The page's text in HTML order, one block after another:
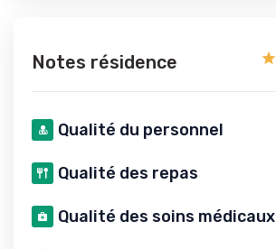
Notes résidence
Qualité du personnel
Qualité des repas
Qualité des soins médicaux